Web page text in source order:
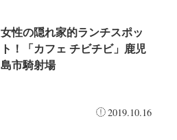
女性の隠れ家的ランチスポッ
ト！「カフェ チビチビ」鹿児
島市騎射場
2019.10.16